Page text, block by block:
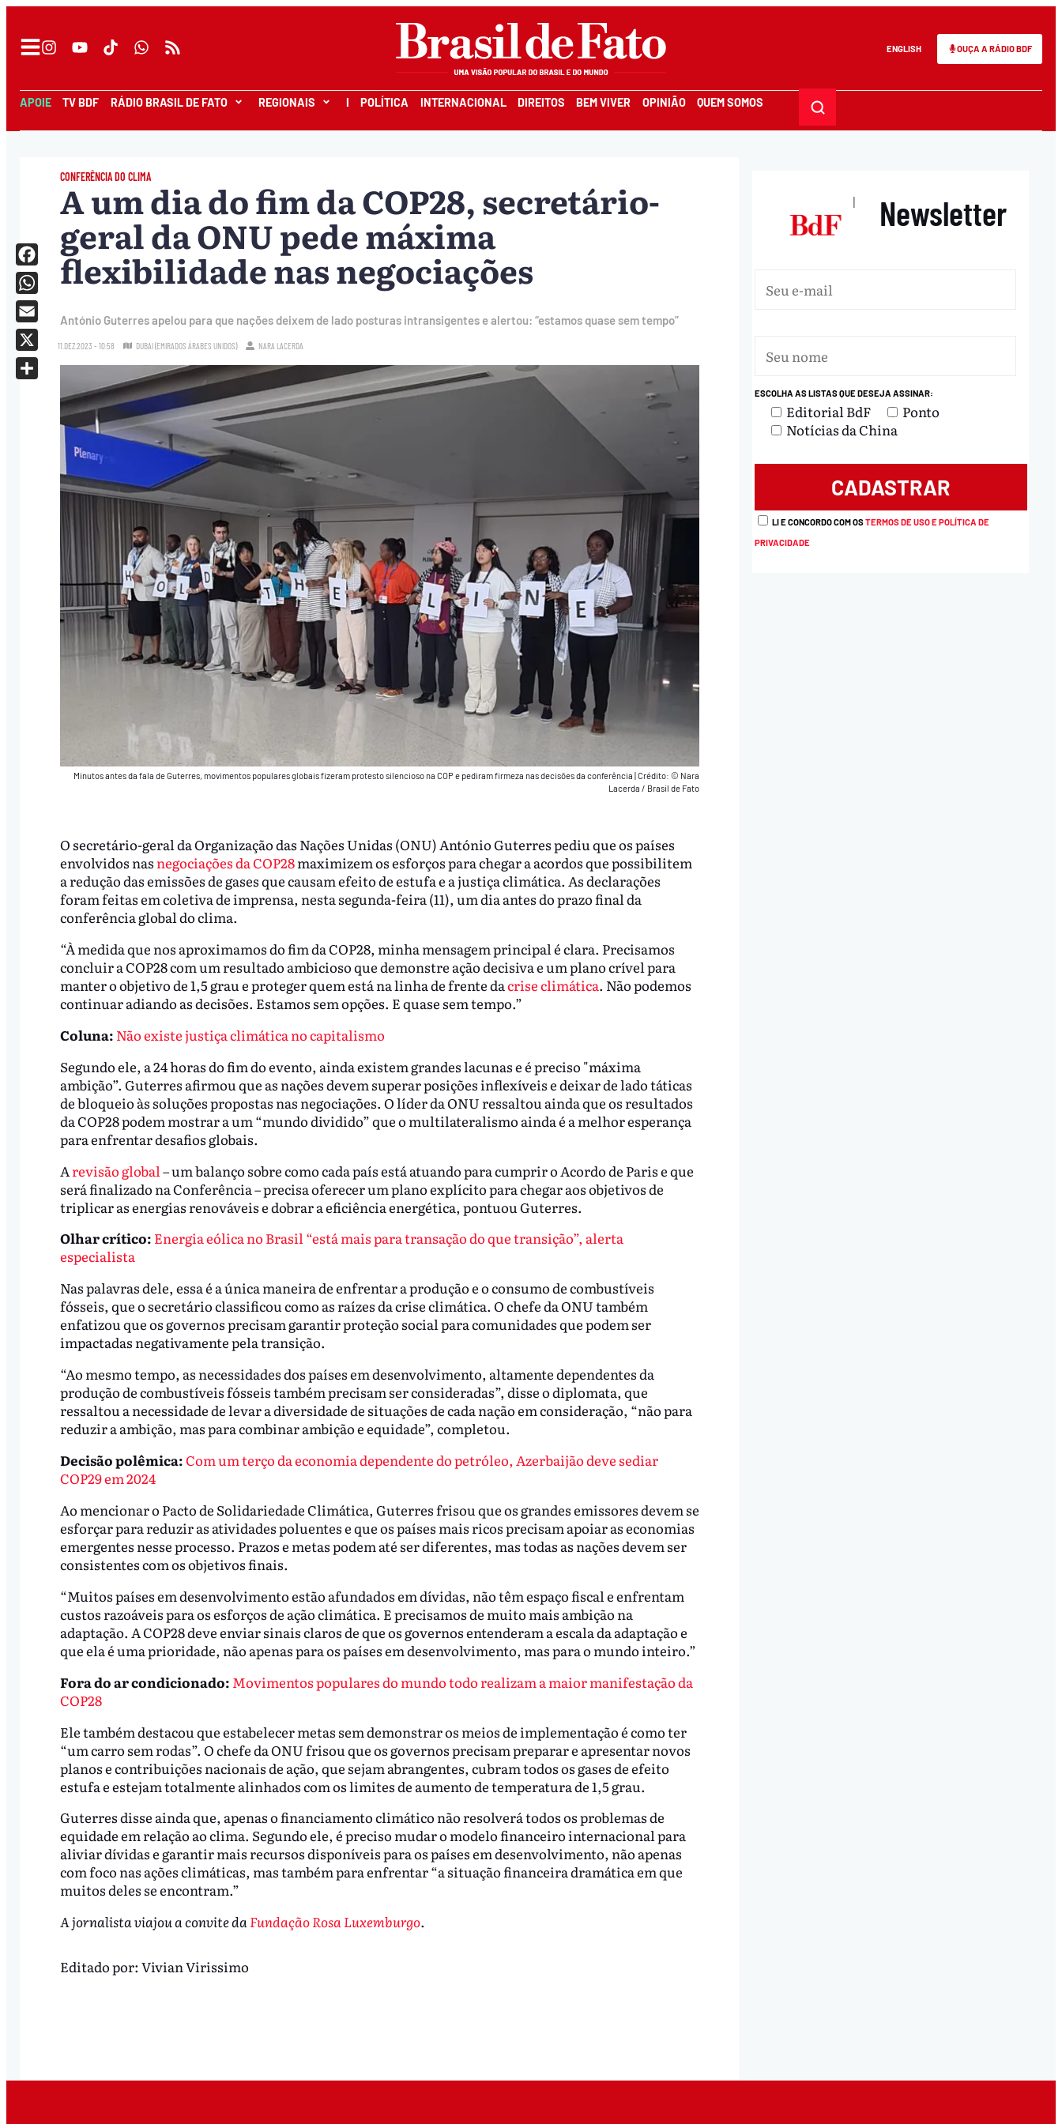
ENGLISH OUÇA A RÁDIO BDF
APOIE TV BDF RÁDIO BRASIL DE FATO REGIONAIS I POLÍTICA INTERNACIONAL DIREITOS BEM VIVER OPINIÃO QUEM SOMOS
CONFERÊNCIA DO CLIMA
A um dia do fim da COP28, secretário-
geral da ONU pede máxima
flexibilidade nas negociações
António Guterres apelou para que nações deixem de lado posturas intransigentes e alertou: “estamos quase sem tempo”
11.DEZ.2023 - 10:58 DUBAI (EMIRADOS ÁRABES UNIDOS) NARA LACERDA
Minutos antes da fala de Guterres, movimentos populares globais fizeram protesto silencioso na COP e pediram firmeza nas decisões da conferência Crédito: © Nara
Lacerda / Brasil de Fato
O secretário-geral da Organização das Nações Unidas (ONU) António Guterres pediu que os países
envolvidos nas negociações da COP28maximizem os esforços para chegar a acordos que possibilitem
a redução das emissões de gases que causam efeito de estufa e a justiça climática. As declarações
foram feitas em coletiva de imprensa, nesta segunda-feira (11), um dia antes do prazo final da
conferência global do clima.
“À medida que nos aproximamos do fim da COP28, minha mensagem principal é clara. Precisamos
concluir a COP28 com um resultado ambicioso que demonstre ação decisiva e um plano crível para
manter o objetivo de 1,5 grau e proteger quem está na linha de frente dacrise climática. Não podemos
continuar adiando as decisões. Estamos sem opções. E quase sem tempo.”
Coluna: Não existe justiça climática no capitalismo
Segundo ele, a 24 horas do fim do evento, ainda existem grandes lacunas e é preciso "máxima
ambição”. Guterres afirmou que as nações devem superar posições inflexíveis e deixar de lado táticas
de bloqueio às soluções propostas nas negociações. O líder da ONU ressaltou ainda que os resultados
da COP28 podem mostrar a um “mundo dividido” que o multilateralismo ainda é a melhor esperança
para enfrentar desafios globais.
A revisão global – um balanço sobre como cada país está atuando para cumprir o Acordo de Paris e que
será finalizado na Conferência – precisa oferecer um plano explícito para chegar aos objetivos de
triplicar as energias renováveis e dobrar a eficiência energética, pontuou Guterres.
Olhar crítico: Energia eólica no Brasil “está mais para transação do que transição”, alerta
especialista
Nas palavras dele, essa é a única maneira de enfrentar a produção e o consumo de combustíveis
fósseis, que o secretário classificou como as raízes da crise climática. O chefe da ONU também
enfatizou que os governos precisam garantir proteção social para comunidades que podem ser
impactadas negativamente pela transição.
“Ao mesmo tempo, as necessidades dos países em desenvolvimento, altamente dependentes da
produção de combustíveis fósseis também precisam ser consideradas”, disse o diplomata, que
ressaltou a necessidade de levar a diversidade de situações de cada nação em consideração, “não para
reduzir a ambição, mas para combinar ambição e equidade”, completou.
Decisão polêmica:Com um terço da economia dependente do petróleo, Azerbaijão deve sediar
COP29 em 2024
Ao mencionar o Pacto de Solidariedade Climática, Guterres frisou que os grandes emissores devem se
esforçar para reduzir as atividades poluentes e que os países mais ricos precisam apoiar as economias
emergentes nesse processo. Prazos e metas podem até ser diferentes, mas todas as nações devem ser
consistentes com os objetivos finais.
“Muitos países em desenvolvimento estão afundados em dívidas, não têm espaço fiscal e enfrentam
custos razoáveis para os esforços de ação climática. E precisamos de muito mais ambição na
adaptação. A COP28 deve enviar sinais claros de que os governos entenderam a escala da adaptação e
que ela é uma prioridade, não apenas para os países em desenvolvimento, mas para o mundo inteiro.”
Fora do ar condicionado: Movimentos populares do mundo todo realizam a maior manifestação da
COP28
Ele também destacou que estabelecer metas sem demonstrar os meios de implementação é como ter
“um carro sem rodas”. O chefe da ONU frisou que os governos precisam preparar e apresentar novos
planos e contribuições nacionais de ação, que sejam abrangentes, cubram todos os gases de efeito
estufa e estejam totalmente alinhados com os limites de aumento de temperatura de 1,5 grau.
Guterres disse ainda que, apenas o financiamento climático não resolverá todos os problemas de
equidade em relação ao clima. Segundo ele, é preciso mudar o modelo financeiro internacional para
aliviar dívidas e garantir mais recursos disponíveis para os países em desenvolvimento, não apenas
com foco nas ações climáticas, mas também para enfrentar “a situação financeira dramática em que
muitos deles se encontram.”
A jornalista viajou a convite daFundação Rosa Luxemburgo.
Facebook
WhatsApp
Email
X
Editado por: Vivian Virissimo
| Newsletter
ESCOLHA AS LISTAS QUE DESEJA ASSINAR:
Editorial BdF
Ponto
Notícias da China
LI E CONCORDO COM OSTERMOS DE USO E POLÍTICA DE
PRIVACIDADE